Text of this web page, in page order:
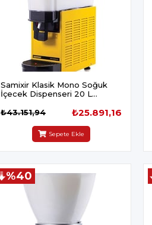
Samixir Klasik Mono Soğuk
İçecek Dispenseri 20 L
₺25.891,16
₺43.151,94
Sepete Ekle
%40